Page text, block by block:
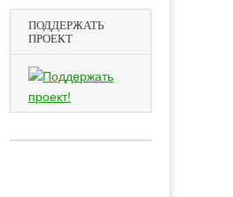
ПОДДЕРЖАТЬ
ПРОЕКТ